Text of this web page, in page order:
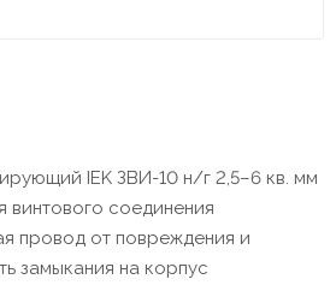
IEK ЗВИ-10 н/г 2,5–6 кв. мм
винтового соединения
провод от повреждения и
замыкания на корпус